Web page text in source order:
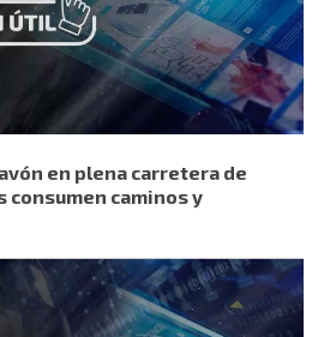
en plena carretera de
caminos y